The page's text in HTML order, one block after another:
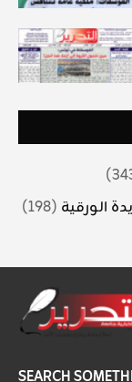
الورقية (198)
SEARCH